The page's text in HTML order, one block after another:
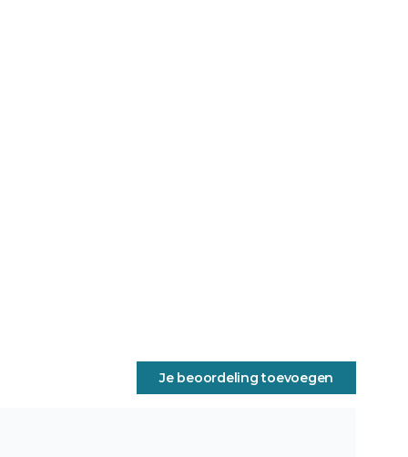
Je beoordeling toevoegen